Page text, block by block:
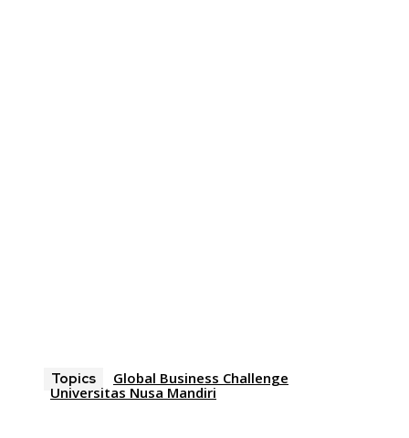
Topics
Global Business Challenge
Universitas Nusa Mandiri